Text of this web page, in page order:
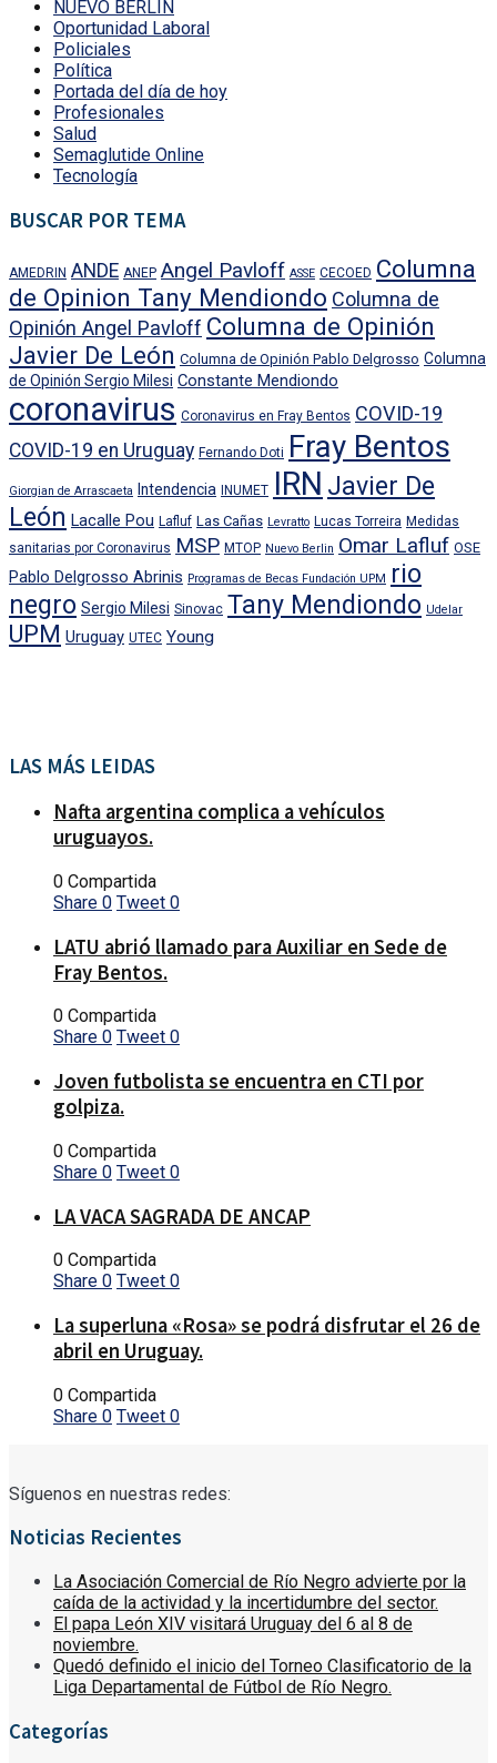
NUEVO BERLÍN
Oportunidad Laboral
Policiales
Política
Portada del día de hoy
Profesionales
Salud
Semaglutide Online
Tecnología
BUSCAR POR TEMA
AMEDRIN ANDE ANEP Angel Pavloff ASSE CECOED Columna
de Opinion Tany Mendiondo Columna de
Opinión Angel Pavloff Columna de Opinión
Javier De León Columna de Opinión Pablo Delgrosso Columna
de Opinión Sergio Milesi Constante Mendiondo
coronavirus Coronavirus en Fray Bentos COVID-19
COVID-19 en Uruguay Fernando Doti Fray Bentos
Giorgian de Arrascaeta Intendencia INUMET IRN Javier De
León Lacalle Pou Lafluf Las Cañas Levratto Lucas Torreira Medidas
sanitarias por Coronavirus MSP MTOP Nuevo Berlin Omar Lafluf OSE
Pablo Delgrosso Abrinis Programas de Becas Fundación UPM rio
negro Sergio Milesi Sinovac Tany Mendiondo Udelar
UPM Uruguay UTEC Young
LAS MÁS LEIDAS
Nafta argentina complica a vehículos
uruguayos.
0 Compartida
Share 0 Tweet 0
LATU abrió llamado para Auxiliar en Sede de
Fray Bentos.
0 Compartida
Share 0 Tweet 0
Joven futbolista se encuentra en CTI por
golpiza.
0 Compartida
Share 0 Tweet 0
LA VACA SAGRADA DE ANCAP
0 Compartida
Share 0 Tweet 0
La superluna «Rosa» se podrá disfrutar el 26 de
abril en Uruguay.
0 Compartida
Share 0 Tweet 0
Síguenos en nuestras redes:
Noticias Recientes
La Asociación Comercial de Río Negro advierte por la
caída de la actividad y la incertidumbre del sector.
El papa León XIV visitará Uruguay del 6 al 8 de
noviembre.
Quedó definido el inicio del Torneo Clasificatorio de la
Liga Departamental de Fútbol de Río Negro.
Categorías